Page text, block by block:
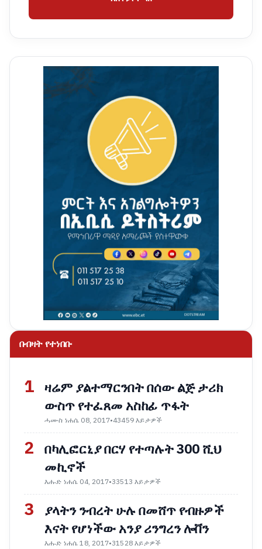
በብዛት የተነበቡ
1 ዛሬም ያልተማርንበት በሰው ልጅ ታሪክ
ውስጥ የተፈጸመ አስከፊ ጥፋት
ሓሙስ ነሐሴ 08, 2017•43459 እይታዎች
2 በካሊፎርኒያ በርሃ የተጣሉት 300 ሺህ
መኪኖች
እሑድ ነሐሴ 04, 2017•33513 እይታዎች
3
ያላትን ንብረት ሁሉ በመሸጥ የብዙዎች
እናት የሆነችው አንያ ሪንግረን ሎቨን
እሑድ ነሐሴ 18, 2017•31528 እይታዎች